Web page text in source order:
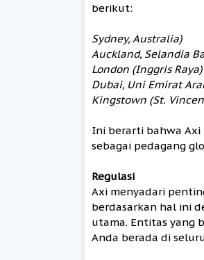
berikut:
Sydney, Australia)
Auckland, Selandia
London (Inggris Raya)
Dubai, Uni Emirat
Kingstown (St.
Ini berarti bahwa
sebagai pedagang
Regulasi
Axi menyadari
berdasarkan hal ini
utama. Entitas yang
Anda berada di